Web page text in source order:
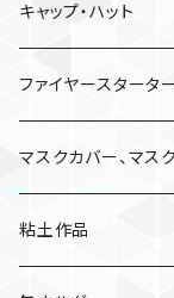
キャップ・ハット
ファイヤースタータ
マスクカバー、マス
粘土作品